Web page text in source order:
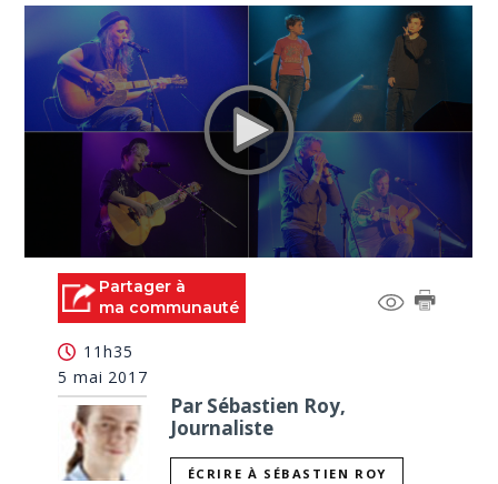
seconds Partager à
ma communauté
11h35
5 mai 2017
Par Sébastien Roy,
Journaliste
ÉCRIRE À SÉBASTIEN ROY